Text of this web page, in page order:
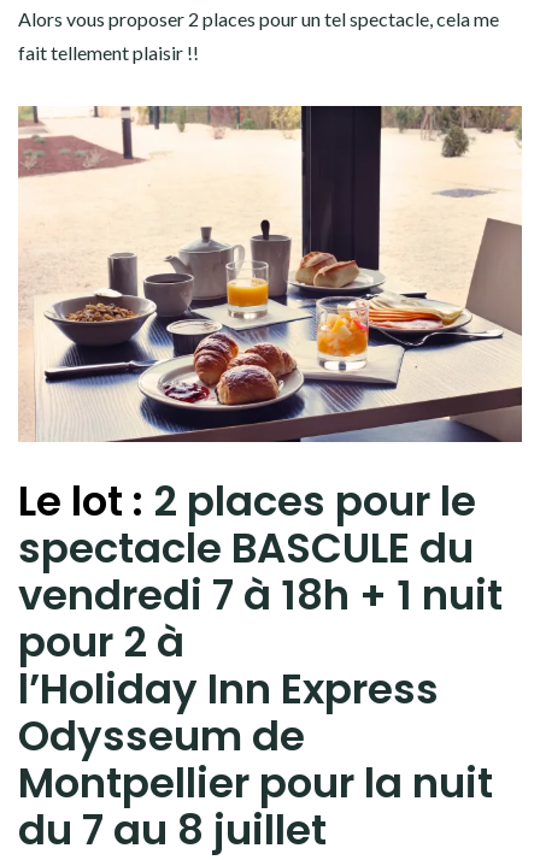
Alors vous proposer 2 places pour un tel spectacle, cela me
fait tellement plaisir !!
Le lot : 2 places pour le
spectacle BASCULE du
vendredi 7 à 18h + 1 nuit
pour 2 à
l’Holiday Inn Express
Odysseum de
Montpellier pour la nuit
du 7 au 8 juillet